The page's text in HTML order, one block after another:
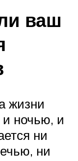
ваш
жизни
и ночью, и
ни
ни